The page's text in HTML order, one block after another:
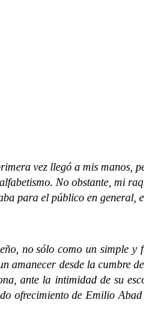
vez llegó a mis manos,
No obstante, mi
para el público en general,
no sólo como un simple y
amanecer desde la cumbre
ante la intimidad de su
ofrecimiento de Emilio